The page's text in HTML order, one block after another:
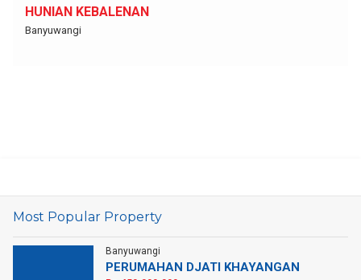
HUNIAN KEBALENAN
Banyuwangi
Most Popular Property
Banyuwangi
PERUMAHAN DJATI KHAYANGAN